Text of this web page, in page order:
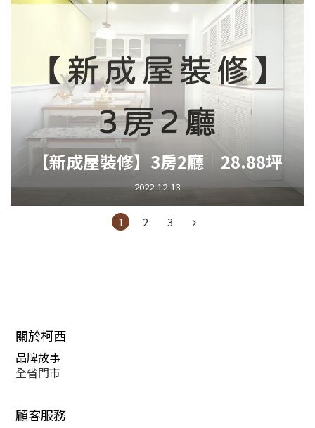
【新成屋裝修】3房2廳｜28.88坪
2022-12-13
1 2 3
關於柯西
品牌故事
全省門市
顧客服務